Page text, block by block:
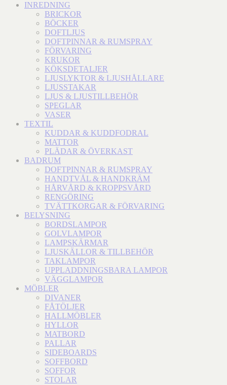
INREDNING
BRICKOR
BÖCKER
DOFTLJUS
DOFTPINNAR & RUMSPRAY
FÖRVARING
KRUKOR
KÖKSDETALJER
LJUSLYKTOR & LJUSHÅLLARE
LJUSSTAKAR
LJUS & LJUSTILLBEHÖR
SPEGLAR
VASER
TEXTIL
KUDDAR & KUDDFODRAL
MATTOR
PLÄDAR & ÖVERKAST
BADRUM
DOFTPINNAR & RUMSPRAY
HANDTVÅL & HANDKRÄM
HÅRVÅRD & KROPPSVÅRD
RENGÖRING
TVÄTTKORGAR & FÖRVARING
BELYSNING
BORDSLAMPOR
GOLVLAMPOR
LAMPSKÄRMAR
LJUSKÄLLOR & TILLBEHÖR
TAKLAMPOR
UPPLADDNINGSBARA LAMPOR
VÄGGLAMPOR
MÖBLER
DIVANER
FÅTÖLJER
HALLMÖBLER
HYLLOR
MATBORD
PALLAR
SIDEBOARDS
SOFFBORD
SOFFOR
STOLAR